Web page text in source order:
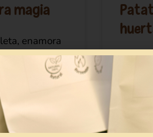
magia
enamora
como por su
y una
y sabor
se ser muy
muchas
descubro.
fruto
de